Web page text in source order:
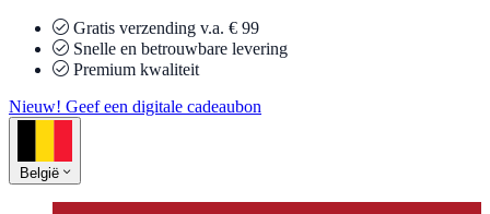
Gratis verzending v.a. € 99
Snelle en betrouwbare levering
Premium kwaliteit
Nieuw! Geef een digitale cadeaubon
België